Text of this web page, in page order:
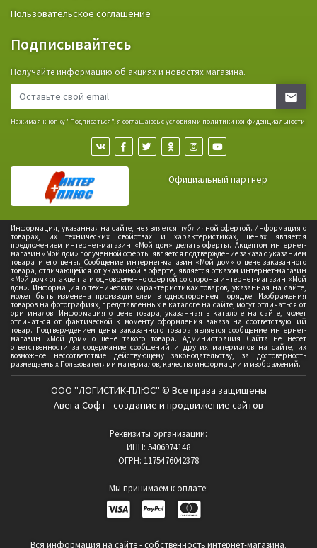
Пользовательское соглашение
Подписывайтесь
Получайте информацию об акциях и новостях магазина.
Нажимая кнопку "Подписаться", я соглашаюсь с условиями политики конфиденциальности
Официальный партнер
Информация, указанная на сайте, не является публичной офертой. Информация о
товарах, их технических свойствах и характеристиках, ценах является
предложением интернет-магазин «Мой дом» делать оферты. Акцептом интернет-
магазин «Мой дом» полученной оферты является подтверждение заказа с указанием
товара и его цены. Сообщение интернет-магазин «Мой дом» о цене заказанного
товара, отличающейся от указанной в оферте, является отказом интернет-магазин
«Мой дом» от акцепта и одновременно офертой со стороны интернет-магазин «Мой
дом». Информация о технических характеристиках товаров, указанная на сайте,
может быть изменена производителем в одностороннем порядке. Изображения
товаров на фотографиях, представленных в каталоге на сайте, могут отличаться от
оригиналов. Информация о цене товара, указанная в каталоге на сайте, может
отличаться от фактической к моменту оформления заказа на соответствующий
товар. Подтверждением цены заказанного товара является сообщение интернет-
магазин «Мой дом» о цене такого товара. Администрация Сайта не несет
ответственности за содержание сообщений и других материалов на сайте, их
возможное несоответствие действующему законодательству, за достоверность
размещаемых Пользователями материалов, качество информации и изображений.
ООО "ЛОГИСТИК-ПЛЮС" © Все права защищены
Авега-Софт - создание и продвижение сайтов
Реквизиты организации:
ИНН: 5406974148
ОГРН: 1175476042378
Мы принимаем к оплате:
Вся информация на сайте - собственность интернет-магазина.